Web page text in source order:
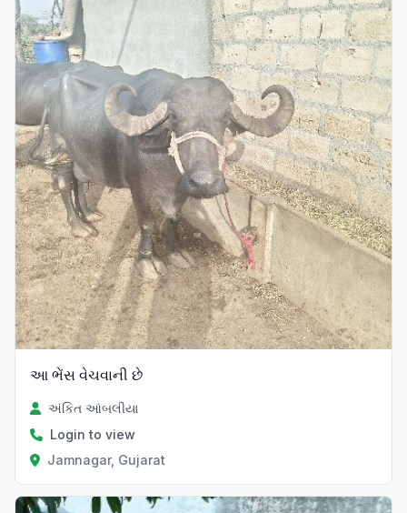
આ ભેંસ વેચવાની છે
અંકિત આંબલીયા
Login to view
Jamnagar, Gujarat